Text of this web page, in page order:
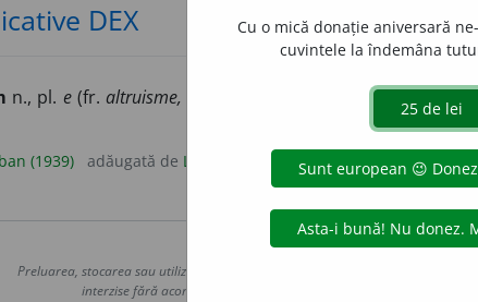
DEX
n., pl. e(fr.altruisme, altu, după lat.alter,altu).
(1939) adăugată de LauraGellner acțiuni
Copyright © 2004-2026
Preluarea, stocarea sau utilizarea datelor de pe acest site, inclusiv prin orice
interzise fără acordul nostru prealabil scris, cu excepția seturilor
Cu o mică donație aniversară
cuvintele la îndemâna